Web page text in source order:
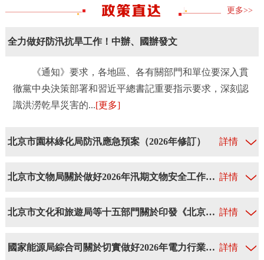
更多>>
全力做好防汛抗旱工作！中辦、國辦發文
《通知》要求，各地區、各有關部門和單位要深入貫
徹黨中央決策部署和習近平總書記重要指示要求，深刻認
識洪澇乾旱災害的...[更多]
北京市園林綠化局防汛應急預案（2026年修訂） 詳情
北京市文物局關於做好2026年汛期文物安全工作的通知 詳情
北京市文化和旅遊局等十五部門關於印發《北京市帳篷露營地管理辦法》的通知 詳情
國家能源局綜合司關於切實做好2026年電力行業防汛抗旱工作的通知 詳情